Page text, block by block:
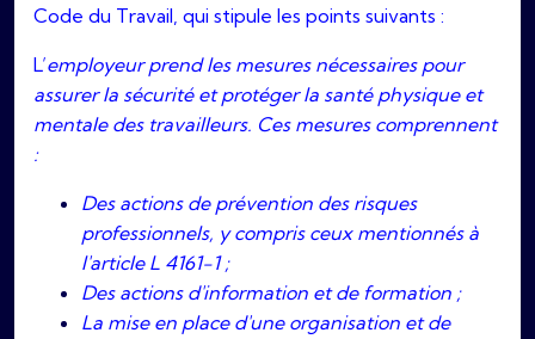
Code du Travail, qui stipule les points suivants :
L’employeur prend les mesures nécessaires pour
assurer la sécurité et protéger la santé physique et
mentale des travailleurs. Ces mesures comprennent
:
Des actions de prévention des risques
professionnels, y compris ceux mentionnés à
l'article L 4161-1 ;
Des actions d'information et de formation ;
La mise en place d'une organisation et de